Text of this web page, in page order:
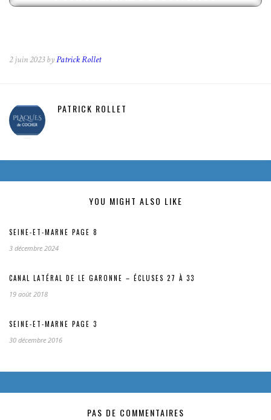
2 juin 2023 byPatrick Rollet
PATRICK ROLLET
YOU MIGHT ALSO LIKE
SEINE-ET-MARNE PAGE 8
3 décembre 2024
CANAL LATÉRAL DE LE GARONNE – ÉCLUSES 27 À 33
19 août 2018
SEINE-ET-MARNE PAGE 3
30 décembre 2016
PAS DE COMMENTAIRES